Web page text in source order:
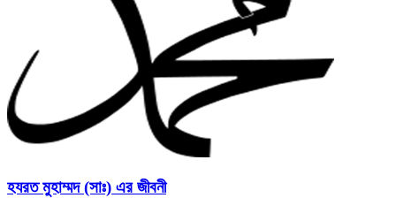
হযরত মুহাম্মদ (সাঃ) এর জীবনী